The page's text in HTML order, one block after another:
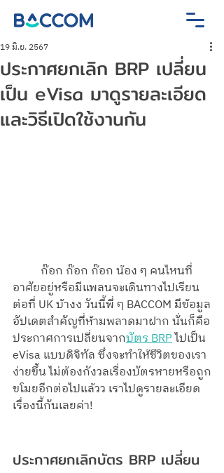
ประกาศยกเลิก BRP เปลี่ยน
เป็น eVisa มาดูรายละเอียด
และวิธีเปิดใช้งานกัน
19 มิ.ย. 2567
อาศัยอยู่หรือมีแพลนจะเดินทางไปเรียน
ต่อที่ UK บ้างง วันนี้พี่ ๆ BACCOM มีข้อมูล
อัปเดตสำคัญที่ห้ามพลาดมาฝาก นั่นก็คือ
ประกาศการเปลี่ยนจากบัตร BRP ไปเป็น
eVisa แบบดิจิทัล ซึ่งจะทำให้ชีวิตของเรา
ง่ายขึ้น ไม่ต้องกังวลเรื่องบัตรหายหรือถูก
ขโมยอีกต่อไปแล้วว เราไปดูรายละเอียด
เรื่องนี้กันเลยค่า!
ประกาศยกเลิกบัตร BRP เปลี่ยน